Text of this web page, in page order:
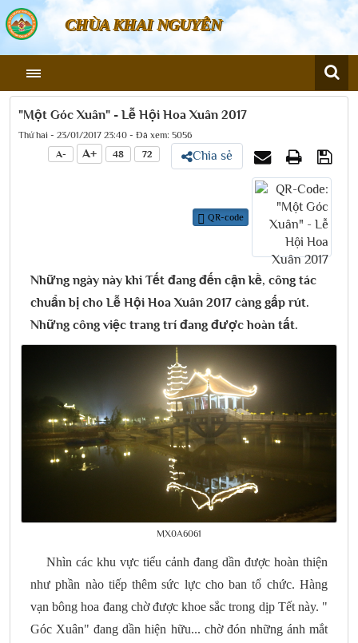
CHÙA KHAI NGUYÊN
"Một Góc Xuân" - Lễ Hội Hoa Xuân 2017
Thứ hai - 23/01/2017 23:40 - Đã xem: 5056
A-
A+ 48 72 Chia sẻ
QR-code
Những ngày này khi Tết đang đến cận kề, công tác
chuẩn bị cho Lễ Hội Hoa Xuân 2017 càng gấp rút.
Những công việc trang trí đang được hoàn tất.
MX0A6061
Nhìn các khu vực tiểu cảnh đang dần được hoàn thiện
như phần nào tiếp thêm sức lực cho ban tổ chức. Hàng
vạn bông hoa đang chờ được khoe sắc trong dịp Tết này. "
Góc Xuân" đang dần hiện hữu... chờ đón những ánh mắt